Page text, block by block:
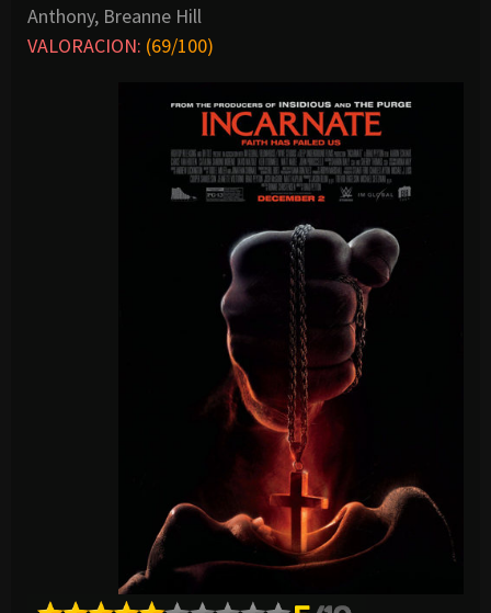
Anthony, Breanne Hill
VALORACION: (69/100)